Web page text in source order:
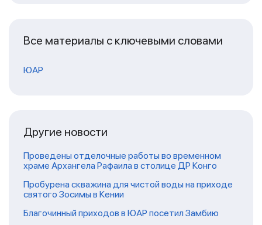
Все материалы с ключевыми словами
ЮАР
Другие новости
Проведены отделочные работы во временном
храме Архангела Рафаила в столице ДР Конго
Пробурена скважина для чистой воды на приходе
святого Зосимы в Кении
Благочинный приходов в ЮАР посетил Замбию